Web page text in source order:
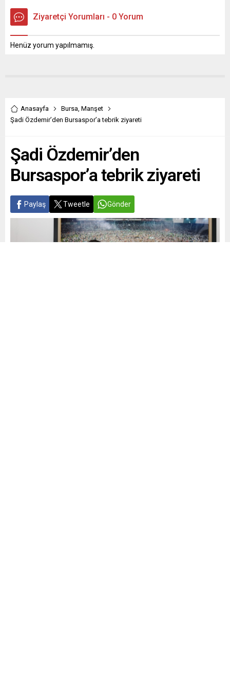
Ziyaretçi Yorumları - 0 Yorum
Henüz yorum yapılmamış.
Anasayfa Bursa Manşet
Şadi Özdemir’den Bursaspor’a tebrik ziyareti
Şadi Özdemir’den
Bursaspor’a tebrik ziyareti
Paylaş Tweetle Gönder